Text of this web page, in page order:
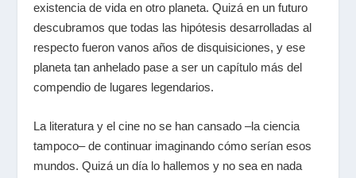
existencia de vida en otro planeta. Quizá en un futuro
descubramos que todas las hipótesis desarrolladas al
respecto fueron vanos años de disquisiciones, y ese
planeta tan anhelado pase a ser un capítulo más del
compendio de lugares legendarios.
La literatura y el cine no se han cansado –la ciencia
tampoco– de continuar imaginando cómo serían esos
mundos. Quizá un día lo hallemos y no sea en nada